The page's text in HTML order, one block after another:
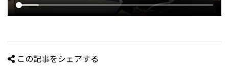
この記事をシェアする